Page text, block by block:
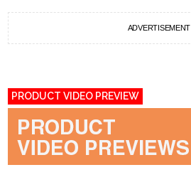
ADVERTISEMENT
PRODUCT VIDEO PREVIEW